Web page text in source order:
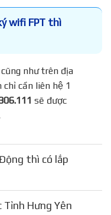
wifi FPT thì
như trên địa
cần liên hệ 1
sẽ được
thì có lắp
Tỉnh Hưng Yên